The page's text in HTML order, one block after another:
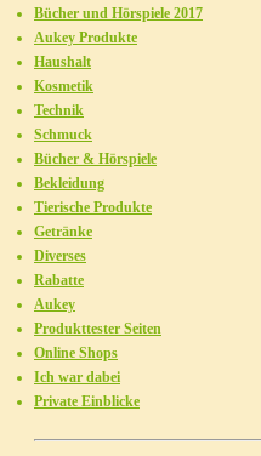
Bücher und Hörspiele 2017
Aukey Produkte
Haushalt
Kosmetik
Technik
Schmuck
Bücher & Hörspiele
Bekleidung
Tierische Produkte
Getränke
Diverses
Rabatte
Aukey
Produkttester Seiten
Online Shops
Ich war dabei
Private Einblicke